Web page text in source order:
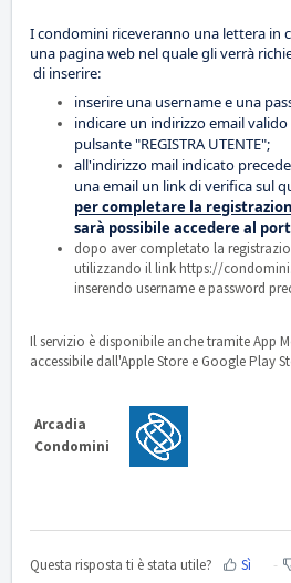
I condomini riceveranno una lettera in
una pagina web nel quale gli verrà
di inserire:
inserire una username e una
indicare un indirizzo email
pulsante "REGISTRA UTENTE";
all'indirizzo mail indicato
una email un link di verifica sul
per completare la
sarà possibile accedere al
dopo aver completato la
utilizzando il link https://
inserendo username e password
Il servizio è disponibile anche tramite App
accessibile dall'Apple Store e Google Play
Arcadia
Condomini
Questa risposta ti è stata utile? Sì